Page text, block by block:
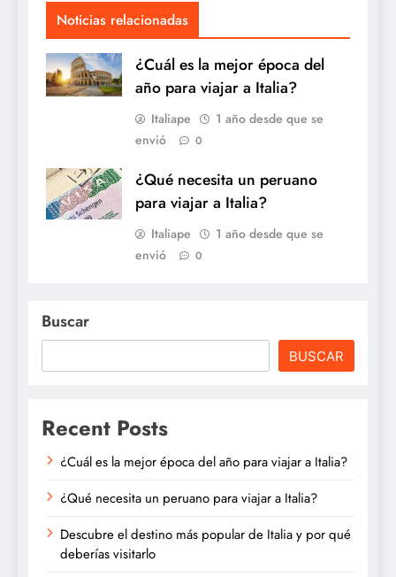
Noticias relacionadas
¿Cuál es la mejor época del
año para viajar a Italia?
Italiape
1 año desde que se
envió
0
¿Qué necesita un peruano
para viajar a Italia?
Italiape
1 año desde que se
envió
0
Buscar
BUSCAR
Recent Posts
¿Cuál es la mejor época del año para viajar a Italia?
¿Qué necesita un peruano para viajar a Italia?
Descubre el destino más popular de Italia y por qué
deberías visitarlo